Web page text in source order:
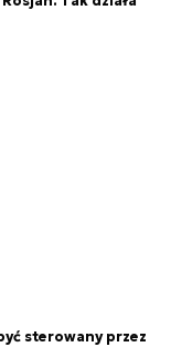
sterowany przez